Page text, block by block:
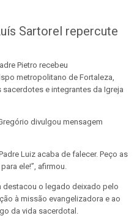
Sartorel repercute
Pietro recebeu
metropolitano de Fortaleza,
e integrantes da Igreja
divulgou mensagem
Luiz acaba de falecer. Peço as
ele!”, afirmou.
destacou o legado deixado pelo
à missão evangelizadora e ao
da vida sacerdotal.